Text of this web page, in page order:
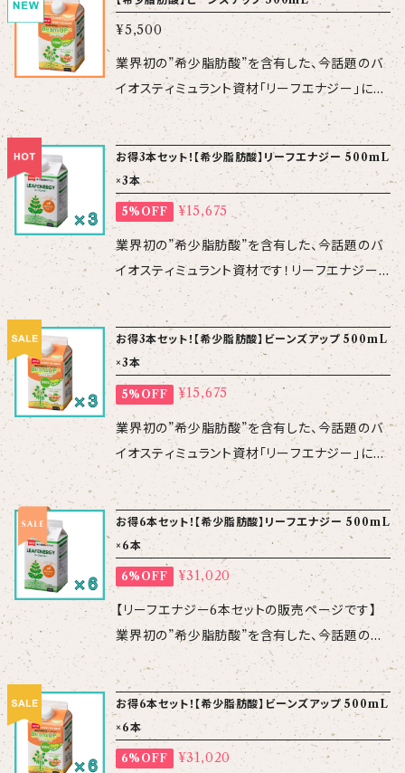
冷蔵庫での保管をお勧めします。 ・ 原液同士の
混用はお止めください。 ・ 混用時は、アルカリ性
のものを避けてください。 ・ 希釈混用する場合
には、事前に少量にて混用に問題がないことを
ご確認ください。 シリカスターの作物別施
用例はこちら↓ https://shop.agrista.co.jp/
p/00002
ターのQ&Aはこちら↓ https://shop.agrista.
co.jp/p/00001 シリカスターの作物別施用例
はこちら↓ https://shop.agrista.co.jp/p/00
002
ので、8か月以内に使い切ってください。すぐに使
い切らない場合は、冷蔵庫での保管をお勧めし
ます。 ・ 原液同士の混用はお止めください。 ・ 混
用時は、アルカリ性のものを避けてください。 ・
希釈混用する場合には、事前に少量にて混用に
問題がないことをご確認ください。 シリカスター
のQ&Aはこちら↓ https://shop.agrista.co.j
p/p/00001 シリカスターの作物別施用例はこ
ちら↓ https://shop.agrista.co.jp/p/00002
（10kg） 【使用方法】標準施用倍率：500～1,00
0倍（葉面散布・潅水） 【使用上の注意】 ・ 飲料
品ではありません。 ・ 原液は強酸性ですので、取
り扱いに注意してください。 ・ 直射日光や極端
な高温を避け冷所に保管してください。 ・ 長期
間放置しますと不溶性の化合物が発生してきま
すので、8か月以内に使い切ってください。すぐに
使い切らない場合は、冷蔵庫での保管をお勧め
します。 ・ 原液同士の混用はお止めください。 ・
混用時は、アルカリ性のものを避けてください。
・ 希釈混用する場合には、事前に少量にて混用
に問題がないことをご確認ください。 シリカスタ
ーのQ&Aはこちら↓ https://shop.agrista.c
o.jp/p/00001 シリカスターの作物別施用例は
こちら↓ https://shop.agrista.co.jp/p/0000
2
少脂肪酸※ ※特許（第6759448）取得
成分 【性 状】pH7.0～7.5、比重1、無色透明液
【対応面積】本品1本あたり10～20a 【使用方
法】育苗期10～300倍、本圃800～1,500倍 ※
希釈倍率は任意です （葉面散布・
潅水） 【使用上の注意】 ・ 飲料品
ではありません。 ・ 希釈混用する場合には、事
前に少量にて混用に問題がないことをご確認く
ださい。 【配送について】 リーフエナジー500ｍ
Lを1本ご購入の場合、ゆうパックの他に「レター
パックプラス（日本郵便）」を選択できます。レタ
ーパックは、全国一律料金です。 ※レターパック
プラスは、対面でのお届けですが、着日の指定は
できません。
¥5,500
業界初の”希少脂肪酸”を含有した、今話題のバ
イオスティミュラント資材「リーフエナジー」に、
新たなラインナップが加わりました！その名も
「ビーンズアップ」！ 「ビーンズアップ」は、名前の
通り、豆科の収品率を向上させるのはもちろんの
こと、花芽分化促進が重要となる作物・果菜類
などにおススメです。 【成分】希少脂肪酸
【性 状】pH7.0～7.5、比重1、無色透明液 【使
用方法】花芽形成期～開花初期に1,000倍を葉
面散布 （原液250ｍL／10a）
果菜類は花芽形成期以降、定期的に
1,000倍を葉面散布 【使用上の注意】 ・ 飲料品
ではありません。 ・ 希釈混用する場合には、事
前に少量にて混用に問題がないことをご確認く
ださい。 【配送について】 ゆうパックの他に「レタ
ーパックプラス（日本郵便）」を選択できます。レ
ターパックは、全国一律料金です。 ※レターパッ
クプラスは、対面でのお届けですが、着日の指定
はできません。
お得3本セット！【希少脂肪酸】リーフエナジー 500mL
×3本
5%OFF ¥15,675
業界初の”希少脂肪酸”を含有した、今話題のバ
イオスティミュラント資材です！リーフエナジー
は、高温・雨風・干ばつ・収穫ストレスを緩和し、
植物の健全な生育をサポートします。 【成分】希
少脂肪酸※ ※特許（第6759448）取得
成分 【性 状】pH7.0～7.5、比重1、無色透明液
【対応面積】本品1本あたり10～20a 【使用方
法】育苗期10～300倍、本圃800～1,500倍 ※
希釈倍率は任意です （葉面散布・
潅水） 【使用上の
注意】 ・ 飲料品ではありません。 ・ 希釈混用す
る場合には、事前に少量にて混用に問題がない
ことをご確認ください。 【配送について】 3本セッ
トは、レターパックプラスで配送します。 対面で
のお届けですが、配達日・配達時間の指定は出
来ません。何卒ご了承ください。
お得3本セット！【希少脂肪酸】ビーンズアップ 500mL
×3本
5%OFF ¥15,675
業界初の”希少脂肪酸”を含有した、今話題のバ
イオスティミュラント資材「リーフエナジー」に、
新たなラインナップが加わりました！その名も
「ビーンズアップ」！ 「ビーンズアップ」は、名前の
通り、豆科の収品率を向上させるのはもちろんの
こと、花芽分化促進が重要となる作物・果菜類
などにおススメです。 【成分】希少脂肪酸
【性 状】pH7.0～7.5、比重1、無色透明液 【使
用方法】花芽形成期～開花初期に1,000倍を葉
面散布 （原液250ｍL／10a）
果菜類は花芽形成期以降、定期的に
1,000倍を葉面散布 【使用上の注意】 ・ 飲料品
ではありません。 ・ 希釈混用する場合には、事
前に少量にて混用に問題がないことをご確認く
お得6本セット！【希少脂肪酸】リーフエナジー 500mL
×6本
6%OFF ¥31,020
【リーフエナジー6本セットの販売ページです】
業界初の”希少脂肪酸”を含有した、今話題のバ
イオスティミュラント資材です！リーフエナジー
は、高温・雨風・干ばつ・収穫ストレスを緩和し、
植物の健全な生育をサポートします。 【成分】希
少脂肪酸※ ※特許（第6759448）取得
成分 【性 状】pH7.0～7.5、比重1、無色透明液
お得6本セット！【希少脂肪酸】ビーンズアップ 500mL
×6本
6%OFF ¥31,020